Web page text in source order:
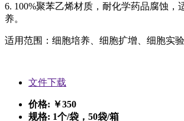
6. 100%聚苯乙烯材质，耐化学药品腐蚀，
养。
适用范围：细胞培养、细胞扩增、细胞实验
文件下载
价格: ￥350
规格: 1个/袋，50袋/箱